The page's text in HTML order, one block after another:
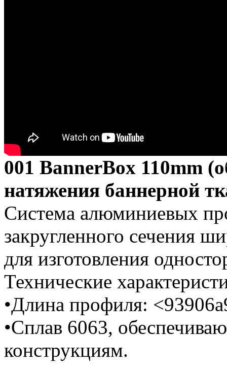
001 BannerBox 110mm
натяжения баннерной
Система алюминиевых
закругленного сечения
для изготовления
Технические
•Длина профиля:
•Сплав 6063,
конструкциям.